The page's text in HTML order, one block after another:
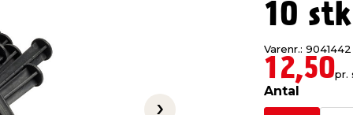
10
Varenr.: 9041442
12,50pr.
Antal